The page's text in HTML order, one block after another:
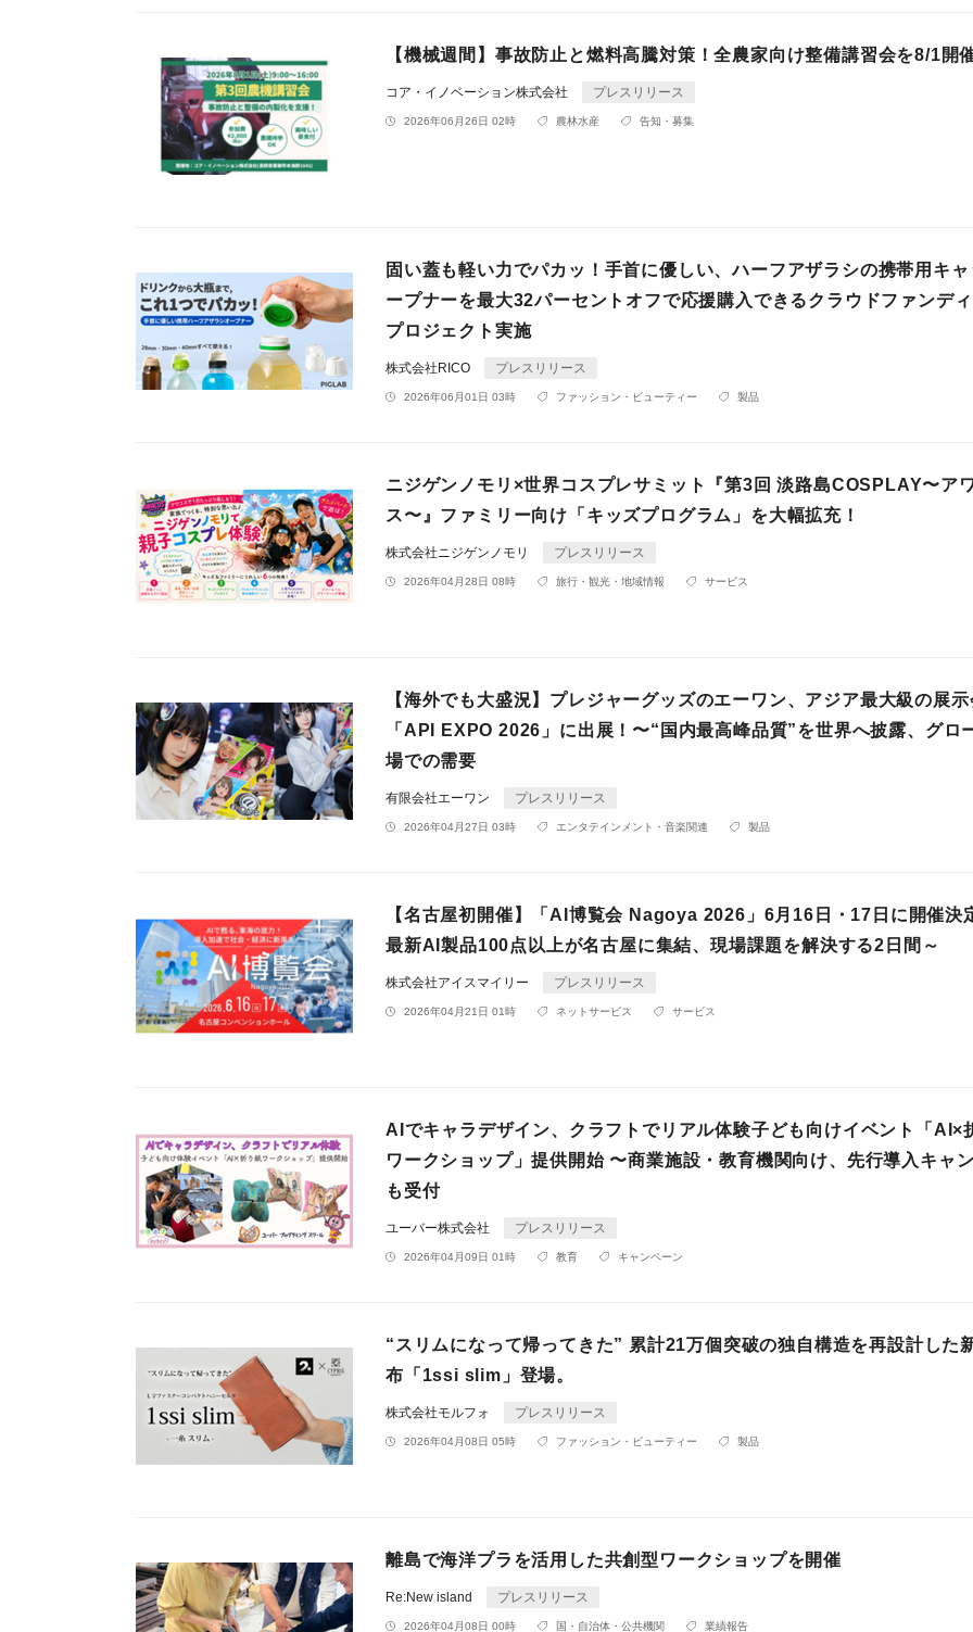
【機械週間】事故防止と燃料高騰対策！全農家向け整備講習会を8/1開
コア・イノベーション株式会社 プレスリリース
2026年06月26日 02時 農林水産 告知・募集
固い蓋も軽い力でパカッ！手首に優しい、ハーフアザラシの携帯用キャ
ープナーを最大32パーセントオフで応援購入できるクラウドファンデ
プロジェクト実施
株式会社RICO プレスリリース
2026年06月01日 03時 ファッション・ビューティー 製品
ニジゲンノモリ×世界コスプレサミット『第3回 淡路島COSPLAY〜ア
ス〜』ファミリー向け「キッズプログラム」を大幅拡充！
株式会社ニジゲンノモリ プレスリリース
2026年04月28日 08時 旅行・観光・地域情報 サービス
【海外でも⼤盛況】プレジャーグッズのエーワン、アジア最⼤級の展⽰
「API EXPO 2026」に出展！〜“国内最⾼峰品質”を世界へ披露、グロ
場での需要
有限会社エーワン プレスリリース
2026年04月27日 03時 エンタテインメント・音楽関連 製品
【名古屋初開催】「AI博覧会 Nagoya 2026」6月16日・17日に開催決
最新AI製品100点以上が名古屋に集結、現場課題を解決する2日間～
株式会社アイスマイリー プレスリリース
2026年04月21日 01時 ネットサービス サービス
AIでキャラデザイン、クラフトでリアル体験子ども向けイベント「AI×
ワークショップ」提供開始 〜商業施設・教育機関向け、先行導入キャ
も受付
ユーバー株式会社 プレスリリース
2026年04月09日 01時 教育 キャンペーン
“スリムになって帰ってきた” 累計21万個突破の独自構造を再設計した
布「1ssi slim」登場。
株式会社モルフォ プレスリリース
2026年04月08日 05時 ファッション・ビューティー 製品
離島で海洋プラを活用した共創型ワークショップを開催
Re:New island プレスリリース
2026年04月08日 00時 国・自治体・公共機関 業績報告